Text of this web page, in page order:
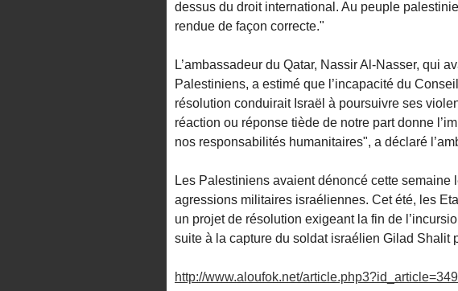
dessus du droit international. Au peuple
rendue de façon correcte."
L’ambassadeur du Qatar, Nassir Al-Nasser, qui
Palestiniens, a estimé que l’incapacité du
résolution conduirait Israël à poursuivre ses
réaction ou réponse tiède de notre part donne
nos responsabilités humanitaires", a déclaré
Les Palestiniens avaient dénoncé cette
agressions militaires israéliennes. Cet été, les
un projet de résolution exigeant la fin de
suite à la capture du soldat israélien Gilad Shalit
http://www.aloufok.net/